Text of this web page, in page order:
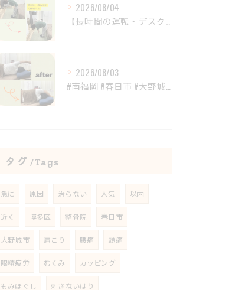
2026/08/04
2026/08/03
タグ Tags
急に 原因 治らない 人気 以内
近く 博多区 整骨院 春日市
大野城市 肩こり 腰痛 頭痛
眼精疲労 むくみ カッピング
もみほぐし 刺さないはり